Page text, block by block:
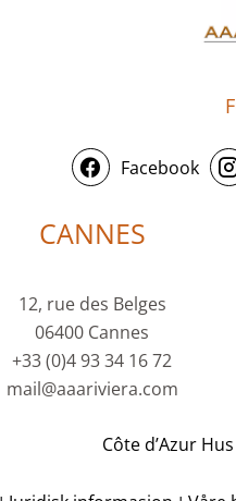
Facebook
CANNES
12, rue des Belges
06400 Cannes
+33 (0)4 93 34 16 72
mail@aaariviera.com
Côte d’Azur Hus